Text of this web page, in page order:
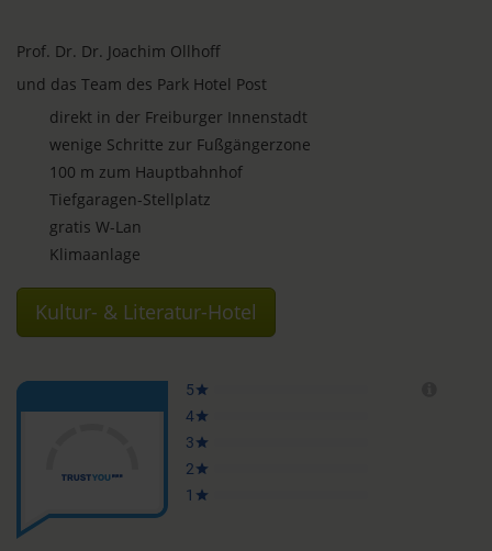
Prof. Dr. Dr. Joachim Ollhoff
und das Team des Park Hotel Post
direkt in der Freiburger Innenstadt
wenige Schritte zur Fußgängerzone
100 m zum Hauptbahnhof
Tiefgaragen-Stellplatz
gratis W-Lan
Klimaanlage
Kultur- & Literatur-Hotel